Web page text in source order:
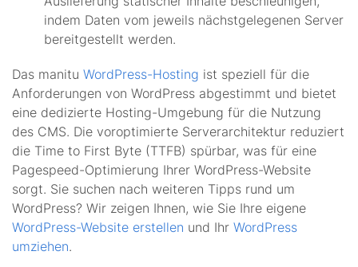
indem Daten vom jeweils nächstgelegenen Server
bereitgestellt werden.
Das manitu WordPress-Hosting ist speziell für die
Anforderungen von WordPress abgestimmt und bietet
eine dedizierte Hosting-Umgebung für die Nutzung
des CMS. Die voroptimierte Serverarchitektur reduziert
die Time to First Byte (TTFB) spürbar, was für eine
Pagespeed-Optimierung Ihrer WordPress-Website
sorgt. Sie suchen nach weiteren Tipps rund um
WordPress? Wir zeigen Ihnen, wie Sie Ihre eigene
WordPress-Website erstellen und Ihr WordPress
umziehen.